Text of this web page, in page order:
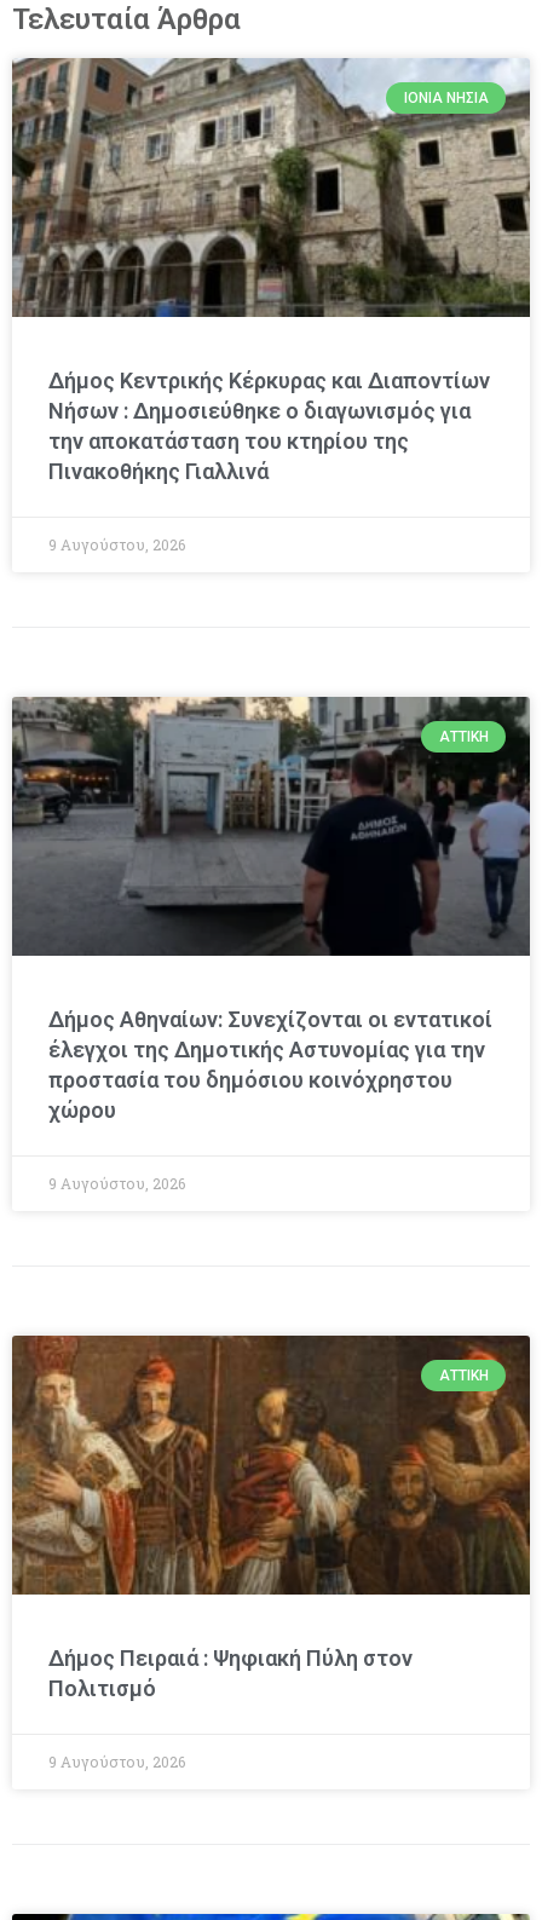
Τελευταία Άρθρα
ΙΌΝΙΑ ΝΗΣΙΆ
Δήμος Κεντρικής Κέρκυρας και Διαποντίων
Νήσων : Δημοσιεύθηκε ο διαγωνισμός για
την αποκατάσταση του κτηρίου της
Πινακοθήκης Γιαλλινά
9 Αυγούστου, 2026
ΑΤΤΙΚΉ
Δήμος Αθηναίων: Συνεχίζονται οι εντατικοί
έλεγχοι της Δημοτικής Αστυνομίας για την
προστασία του δημόσιου κοινόχρηστου
χώρου
9 Αυγούστου, 2026
ΑΤΤΙΚΉ
Δήμος Πειραιά : Ψηφιακή Πύλη στον
Πολιτισμό
9 Αυγούστου, 2026